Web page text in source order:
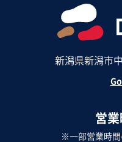
新潟県新潟市
営業
※一部営業時間